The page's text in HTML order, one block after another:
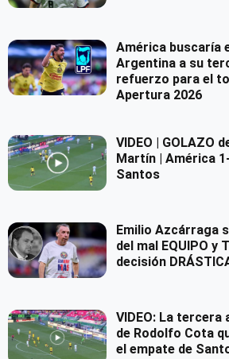
América buscaría
Argentina a su
refuerzo para el
Apertura 2026
VIDEO | GOLAZO
Martín | América
Santos
Emilio Azcárraga
del mal EQUIPO y
decisión
VIDEO: La tercera
de Rodolfo Cota
el empate de